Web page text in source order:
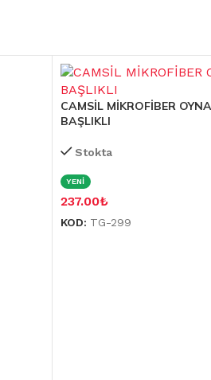
CAMSİL MİKROFİBER
BAŞLIKLI
Stokta
YENİ
237.00₺
KOD: TG-299